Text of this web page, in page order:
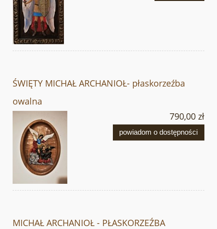
ŚWIĘTY MICHAŁ ARCHANIOŁ- płaskorzeźba
owalna
790,00 zł
powiadom o dostępności
MICHAŁ ARCHANIOŁ - PŁASKORZEŹBA